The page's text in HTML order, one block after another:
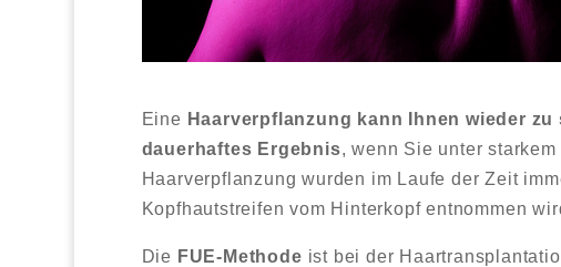
Eine Haarverpflanzung kann Ihnen wieder
dauerhaftes Ergebnis, wenn Sie unter
Haarverpflanzung wurden im Laufe der Zeit
Kopfhautstreifen vom Hinterkopf entnommen
Die FUE-Methode ist bei der